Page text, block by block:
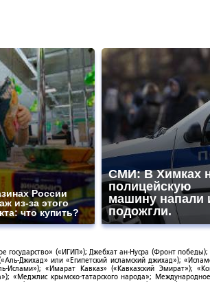
России
из-за этого
что купить?
СМИ: В Химках
полицейскую
машину напали
подожгли.
(«ИГИЛ»); Джебхат ан-Нусра (Фронт
Джихад» или «Египетский исламский джихад»);
Ислами»); «Имарат Кавказ» («Кавказский Эмират»);
«Меджлис крымско-татарского народа»;